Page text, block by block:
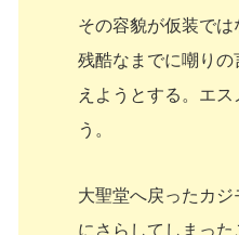
その容貌が仮装では
残酷なまでに嘲り
えようとする。エ
う。
大聖堂へ戻ったカ
にさらしてしまっ